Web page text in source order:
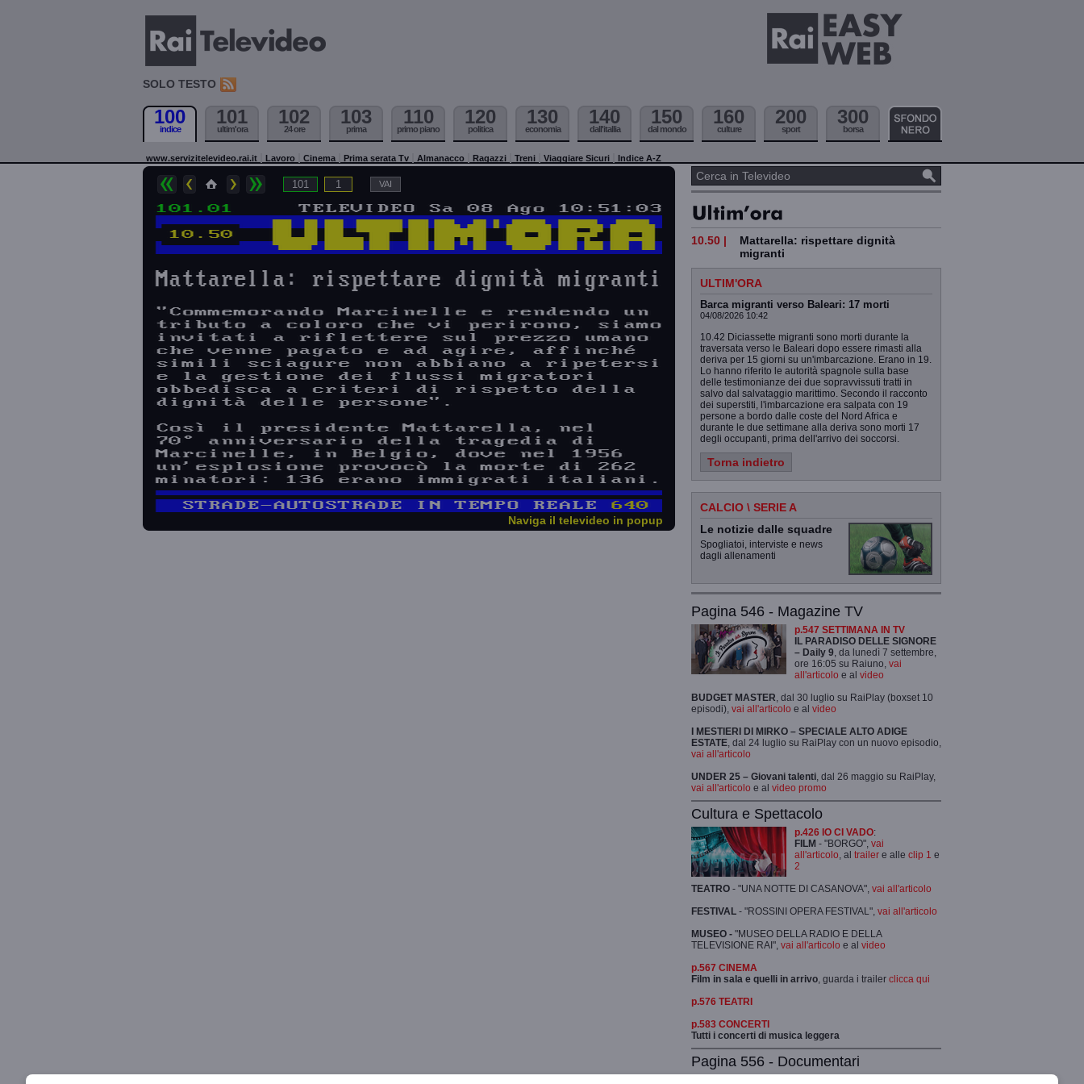
SOLO TESTO
100
indice
101
ultim'ora
102
24 ore
103
prima
110
primo piano
120
politica
130
economia
140
dall'itallia
150
dal mondo
160
culture
200
sport
300
borsa
www.servizitelevideo.rai.it Lavoro Cinema Prima serata Tv Almanacco Ragazzi Treni Viaggiare Sicuri Indice A-Z
Naviga il televideo in popup
10.50 |
Mattarella: rispettare dignità
migranti
ULTIM'ORA
Barca migranti verso Baleari: 17 morti
04/08/2026 10:42
10.42 Diciassette migranti sono morti durante la
traversata verso le Baleari dopo essere rimasti alla
deriva per 15 giorni su un'imbarcazione. Erano in 19.
Lo hanno riferito le autorità spagnole sulla base
delle testimonianze dei due sopravvissuti tratti in
salvo dal salvataggio marittimo. Secondo il racconto
dei superstiti, l'imbarcazione era salpata con 19
persone a bordo dalle coste del Nord Africa e
durante le due settimane alla deriva sono morti 17
degli occupanti, prima dell'arrivo dei soccorsi.
Torna indietro
CALCIO \ SERIE A
Le notizie dalle squadre
Spogliatoi, interviste e news
dagli allenamenti
Pagina 546 - Magazine TV
p.547 SETTIMANA IN TV
IL PARADISO DELLE SIGNORE
– Daily 9 , da lunedì 7 settembre,
ore 16:05 su Raiuno, vai
all'articolo e al video
BUDGET MASTER , dal 30 luglio su RaiPlay (boxset 10
episodi), vai all'articolo e al video
I MESTIERI DI MIRKO – SPECIALE ALTO ADIGE
ESTATE , dal 24 luglio su RaiPlay con un nuovo episodio,
vai all'articolo
UNDER 25 – Giovani talenti , dal 26 maggio su RaiPlay,
vai all'articolo e al video promo
Cultura e Spettacolo
p.426 IO CI VADO:
FILM - "BORGO", vai
all'articolo , al trailer e alle clip 1 e
2
TEATRO - "UNA NOTTE DI CASANOVA", vai all'articolo
FESTIVAL - "ROSSINI OPERA FESTIVAL", vai all'articolo
MUSEO - "MUSEO DELLA RADIO E DELLA
TELEVISIONE RAI", vai all'articolo e al video
p.567 CINEMA
Film in sala e quelli in arrivo , guarda i trailer clicca qui
p.576 TEATRI
p.583 CONCERTI
Tutti i concerti di musica leggera
Pagina 556 - Documentari